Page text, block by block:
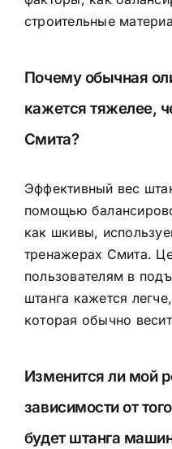
строительные
Почему обычная
кажется тяжелее,
Смита?
Эффективный вес
помощью
как шкивы,
тренажерах Смита.
пользователям в
штанга кажется
которая обычно
Изменится ли мой
зависимости от
будет штанга